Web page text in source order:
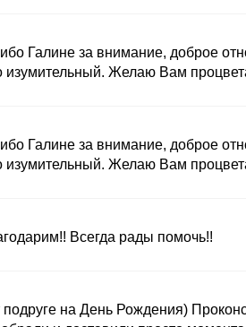
Галине за внимание, доброе
изумительный. Желаю Вам
Галине за внимание, доброе
изумительный. Желаю Вам
Всегда рады помочь!!
подруге на День Рождения)